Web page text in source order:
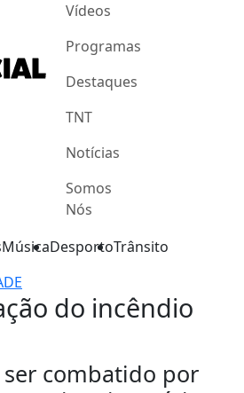
Vídeos
Programas
Destaques
TNT
Notícias
Somos
Nós
MúsicaDesportoTrânsito
do incêndio
combatido por